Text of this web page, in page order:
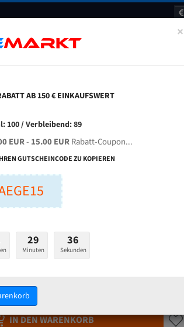
BLOG KONTAKT
Bi-Metall Bandsägeblätter
(mm):
€
IN DEN WARENKORB
×
AB 150 € EINKAUFSWERT
100 / Verbleibend: 89
EUR- 15.00 EURRabatt-Coupon...
GUTSCHEINCODE ZU KOPIEREN
29
Minuten
35
Sekunden